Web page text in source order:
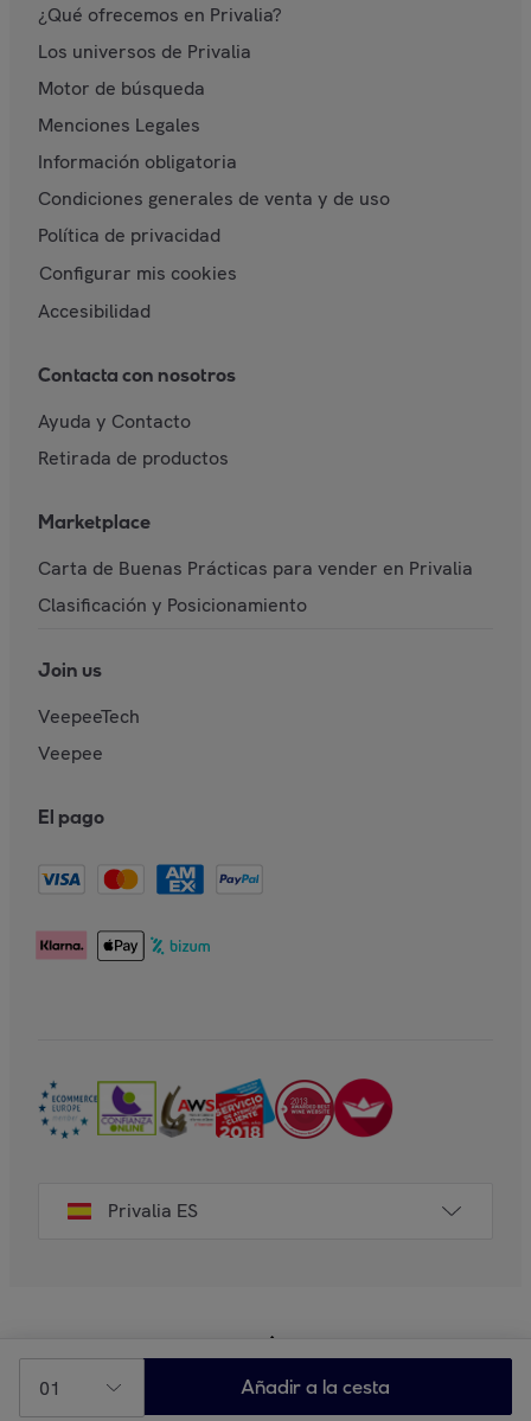
01 Añadir a la cesta
¿Qué ofrecemos en Privalia?
Los universos de Privalia
Motor de búsqueda
Menciones Legales
Información obligatoria
Condiciones generales de venta y de uso
Política de privacidad
Configurar mis cookies
Accesibilidad
Contacta con nosotros
Ayuda y Contacto
Retirada de productos
Marketplace
Carta de Buenas Prácticas para vender en Privalia
Clasificación y Posicionamiento
Join us
VeepeeTech
Veepee
El pago
Privalia ES